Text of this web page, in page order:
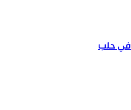
في حلب